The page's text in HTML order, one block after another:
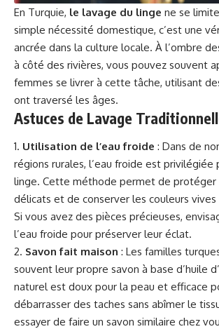
En Turquie, le lavage du linge ne se
simple nécessité domestique, c’est une
ancrée dans la culture locale. À l’ombre
à côté des rivières, vous pouvez souvent
femmes se livrer à cette tâche, utilisant
ont traversé les âges.
Astuces de Lavage
1. Utilisation de l’eau froide : Dans de
régions rurales, l’eau froide est privilégiée
linge. Cette méthode permet de protéger
délicats et de conserver les couleurs
Si vous avez des pièces précieuses,
l’eau froide pour préserver leur éclat.
2. Savon fait maison : Les familles
souvent leur propre savon à base d’huile
naturel est doux pour la peau et efficace
débarrasser des taches sans abîmer le
essayer de faire un savon similaire chez